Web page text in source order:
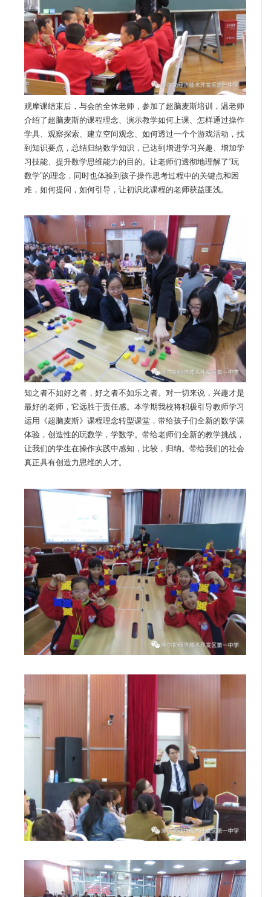
观摩课结束后，与会的全体老师，参加了超脑麦斯培训，温老师
介绍了超脑麦斯的课程理念、演示教学如何上课、怎样通过操作
学具、观察探索、建立空间观念、如何透过一个个游戏活动，找
到知识要点，总结归纳数学知识，已达到增进学习兴趣、增加学
习技能、提升数学思维能力的目的。让老师们透彻地理解了“玩
数学”的理念，同时也体验到孩子操作思考过程中的关键点和困
难，如何提问，如何引导，让初识此课程的老师获益匪浅。
知之者不如好之者，好之者不如乐之者。对一切来说，兴趣才是
最好的老师，它远胜于责任感。本学期我校将积极引导教师学习
运用《超脑麦斯》课程理念转型课堂，带给孩子们全新的数学课
体验，创造性的玩数学，学数学。带给老师们全新的教学挑战，
让我们的学生在操作实践中感知，比较，归纳。带给我们的社会
真正具有创造力思维的人才。